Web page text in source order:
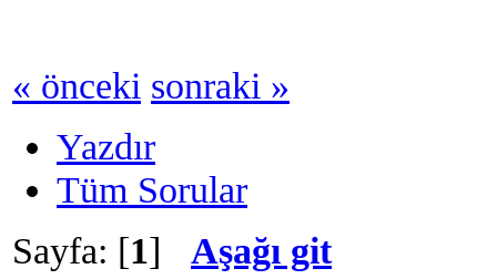
« önceki sonraki »
Yazdır
Tüm Sorular
Sayfa: [1] Aşağı git